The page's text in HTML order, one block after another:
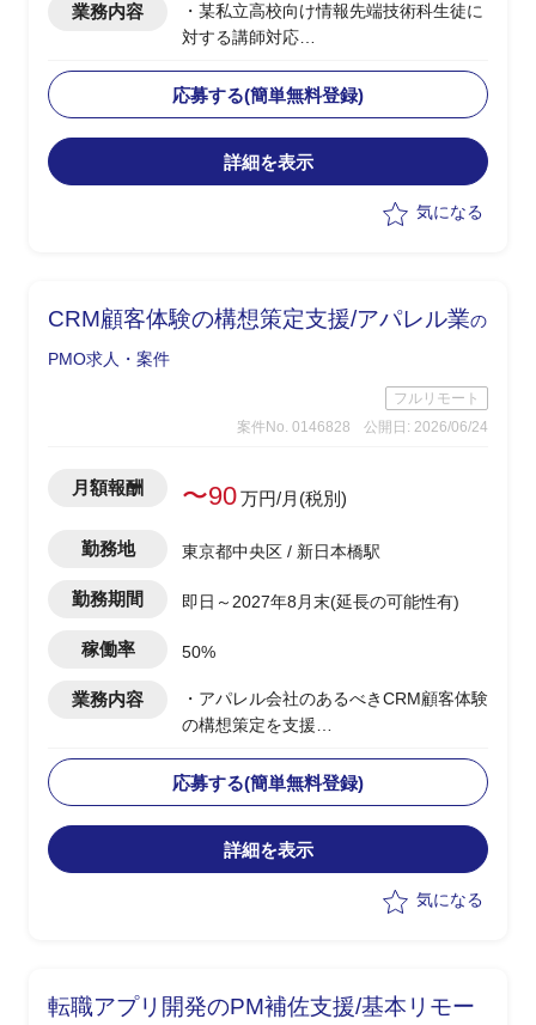
業務内容
・某私立高校向け情報先端技術科生徒に
対する講師対応
ィ、AI/金融工学(高校生向けのため企業
におけるお金の話)、情報Ⅰ
・授業日：月曜(9:40～12:40、13:15～
15:30)、水曜(9:40～12:00)
・その他、授業に使うコンテンツの制作
基礎レベルを教え、学生に興味を持たせ
応募する(簡単無料登録)
詳細を表示
気になる
CRM顧客体験の構想策定支援/アパレル業の
PMO求人・案件
フルリモート
案件No. 0146828
公開日: 2026/06/24
月額報酬 〜90万円/月(税別)
勤務地 東京都中央区 / 新日本橋駅
勤務期間 即日～2027年8月末(延長の可能性有)
稼働率 50%
業務内容
・アパレル会社のあるべきCRM顧客体験
の構想策定を支援
内の主要メンバーの方と合意形成した上
で
OMO機能を含めたあるべき姿を具体化
・幹部の合意を得るために、ユーザー調
て、
応募する(簡単無料登録)
詳細を表示
気になる
転職アプリ開発のPM補佐支援/基本リモー